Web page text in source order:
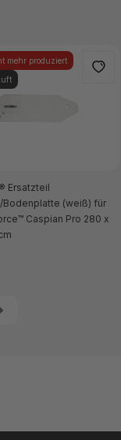
mehr produziert
Ersatzteil
(weiß) für
Caspian Pro 280 x